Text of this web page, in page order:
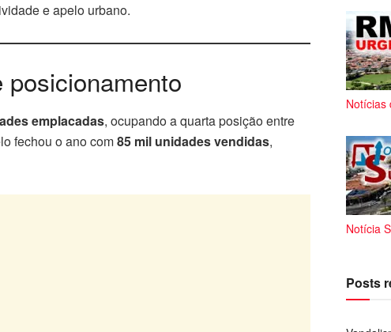
e apelo urbano.
emplacadas, ocupando a quarta posição entre
fechou o ano com85 mil unidades vendidas,
Notícias
Notícia
Posts